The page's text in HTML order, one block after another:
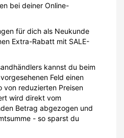
bei deiner Online-
für dich als Neukunde
Extra-Rabatt mit SALE-
kannst du beim
Feld einen
von reduzierten Preisen
wird direkt vom
Betrag abgezogen und
- so sparst du